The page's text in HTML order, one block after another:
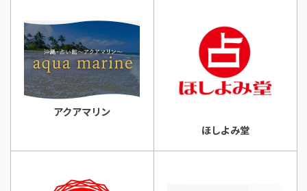
アクアマリン
ほしよみ堂